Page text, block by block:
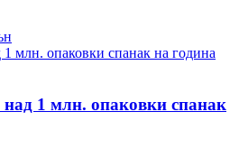
1 млн. опаковки спанак